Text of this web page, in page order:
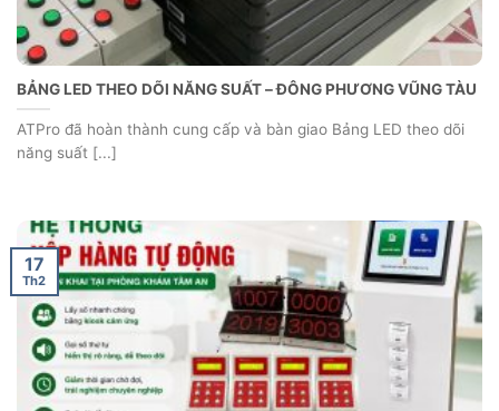
BẢNG LED THEO DÕI NĂNG SUẤT – ĐÔNG PHƯƠNG VŨNG TÀU
ATPro đã hoàn thành cung cấp và bàn giao Bảng LED theo dõi
năng suất [...]
17
Th2